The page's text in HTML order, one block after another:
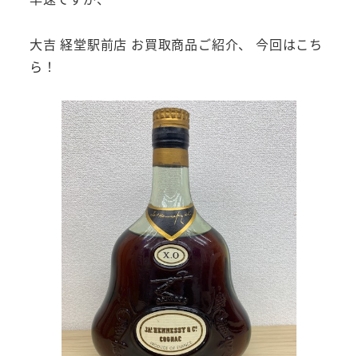
大吉 経堂駅前店 お買取商品ご紹介、 今回はこち
ら！